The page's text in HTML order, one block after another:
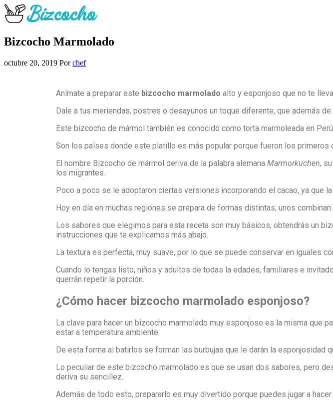
Bizcocho Marmolado
octubre 20, 2019 Porchef
Anímate a preparar este bizcocho marmolado alto y esponjoso que no te
Dale a tus meriendas, postres o desayunos un toque diferente, que además
Este bizcocho de mármol también es conocido como torta marmoleada en
Son los países donde este platillo es más popular porque fueron los primeros
El nombre Bizcocho de mármol deriva de la palabra alemana Marmorkuchen,
los migrantes.
Poco a poco se le adoptaron ciertas versiones incorporando el cacao, ya que
Hoy en día en muchas regiones se prepara de formas distintas, unos
Los sabores que elegimos para esta receta son muy básicos, obtendrás un
instrucciones que te explicamos más abajo.
La textura es perfecta, muy suave, por lo que se puede conservar en iguales
Cuando lo tengas listo, niños y adultos de todas la edades, familiares e
querrán repetir la porción.
¿Cómo hacer bizcocho marmolado esponjoso?
La clave para hacer un bizcocho marmolado muy esponjoso es la misma
estar a temperatura ambiente.
De esta forma al batirlos se forman las burbujas que le darán la esponjosidad
Lo peculiar de este bizcocho marmolado es que se usan dos sabores, pero
deriva su sencillez.
Además de todo esto, prepararlo es muy divertido porque puedes jugar a